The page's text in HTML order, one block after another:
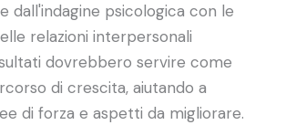
dall'indagine psicologica con le
relazioni interpersonali
dovrebbero servire come
di crescita, aiutando a
di forza e aspetti da migliorare.